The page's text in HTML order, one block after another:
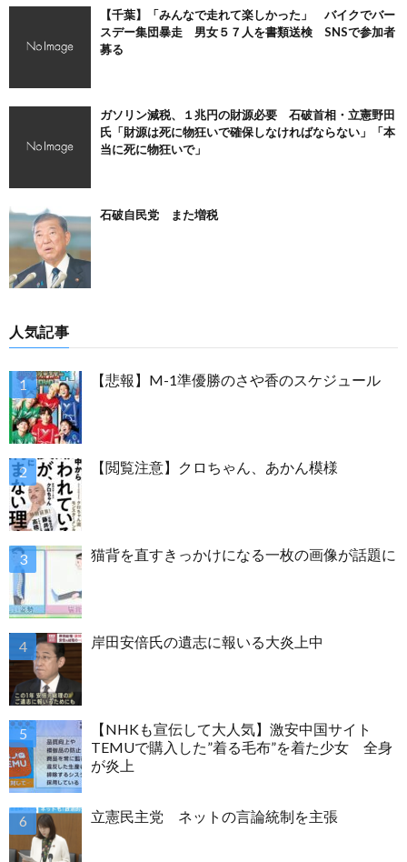
【千葉】「みんなで走れて楽しかった」 バイクでバー
スデー集団暴走 男女５７人を書類送検 SNSで参加者
募る
ガソリン減税、１兆円の財源必要 石破首相・立憲野田
氏「財源は死に物狂いで確保しなければならない」「本
当に死に物狂いで」
石破自民党 また増税
人気記事
【悲報】M-1準優勝のさや香のスケジュール
【閲覧注意】クロちゃん、あかん模様
猫背を直すきっかけになる一枚の画像が話題に
岸田安倍氏の遺志に報いる大炎上中
【NHKも宣伝して大人気】激安中国サイト
TEMUで購入した”着る毛布”を着た少女 全身
が炎上
立憲民主党 ネットの言論統制を主張